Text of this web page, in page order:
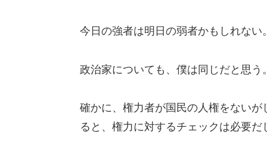
今日の強者は明日の弱者かもしれない
政治家についても、僕は同じだと思う
確かに、権力者が国民の人権をない
ると、権力に対するチェックは必要